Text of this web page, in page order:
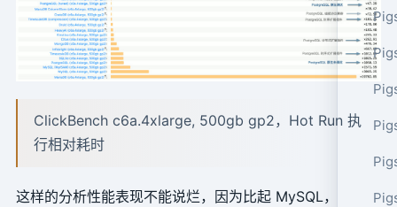
ClickBench c6a.4xlarge, 500gb gp2，Hot Run 执
行相对耗时
这样的分析性能表现不能说烂，因为比起 MySQL，